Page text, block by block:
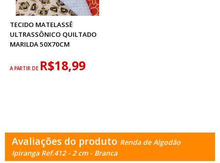
TECIDO MATELASSÊ
ULTRASSÔNICO QUILTADO
MARILDA 50X70CM
A PARTIR DE R$18,99
Avaliações do produto Renda de Algodão
Ipiranga Ref.412 - 2 cm - Branca